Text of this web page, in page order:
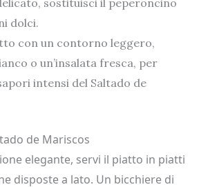
dolci.
con un contorno leggero,
o un’insalata fresca, per
intensi del Saltado de
de Mariscos
elegante, servi il piatto in piatti
disposte a lato. Un bicchiere di